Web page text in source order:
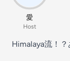
愛
Host
Himalaya流！